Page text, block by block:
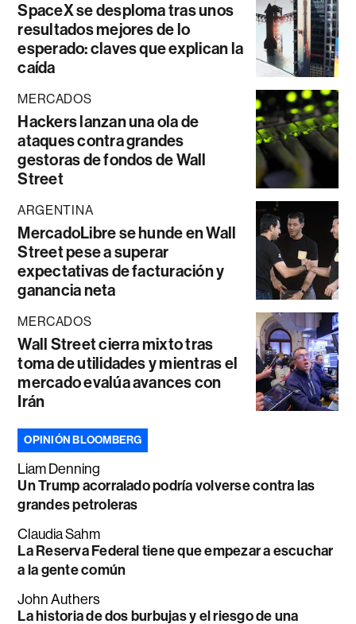
SpaceX se desploma tras unos
resultados mejores de lo
esperado: claves que explican la
caída
MERCADOS
Hackers lanzan una ola de
ataques contra grandes
gestoras de fondos de Wall
Street
ARGENTINA
MercadoLibre se hunde en Wall
Street pese a superar
expectativas de facturación y
ganancia neta
MERCADOS
Wall Street cierra mixto tras
toma de utilidades y mientras el
mercado evalúa avances con
Irán
OPINIÓN BLOOMBERG
Liam Denning
Un Trump acorralado podría volverse contra las
grandes petroleras
Claudia Sahm
La Reserva Federal tiene que empezar a escuchar
a la gente común
John Authers
La historia de dos burbujas y el riesgo de una